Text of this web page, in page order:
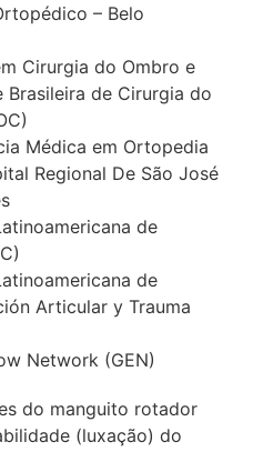
– Belo
Cirurgia do Ombro e
de Cirurgia do
Médica em Ortopedia
Regional De São José
de
de
Articular y Trauma
Network (GEN)
do manguito rotador
(luxação) do